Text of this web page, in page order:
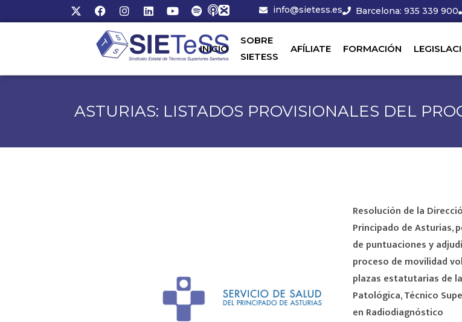
info@sietess.es Barcelona: 935 339 900
INICIO
SOBRE
SIETESS
AFÍLIATE FORMACIÓN
ASTURIAS: LISTADOS PROVISIONALES DEL
Resolución de la
Principado de Asturias,
de puntuaciones y
proceso de movilidad
plazas estatutarias de
Patológica, Técnico
en Radiodiagnóstico